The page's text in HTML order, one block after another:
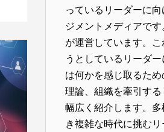
っているリーダーに
ジメントメディアです
が運営しています。
うとしているリーダ
は何かを感じ取るた
理論、組織を牽引す
幅広く紹介します。
き複雑な時代に挑む